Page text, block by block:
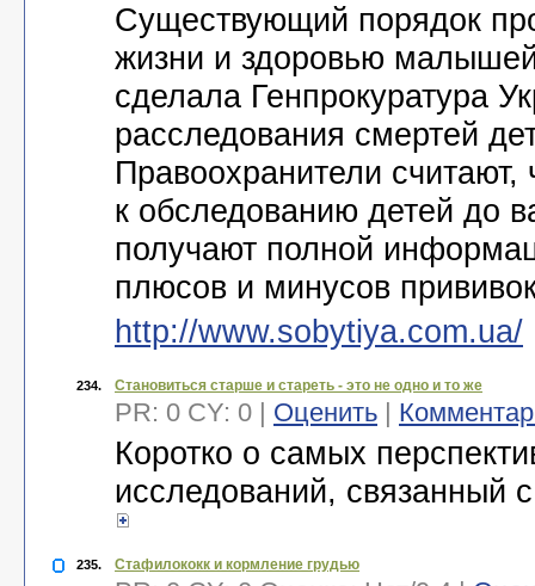
Существующий порядок
жизни и здоровью
сделала Генпрокуратура
расследования смертей
Правоохранители считают,
к обследованию детей до
получают полной
плюсов и минусов
http://www.sobytiya.com.ua/
234. Становиться старше и стареть - это не одно и то же
PR: 0 CY: 0 | Оценить |
Коротко о самых
исследований, связанный
235. Стафилококк и кормление грудью